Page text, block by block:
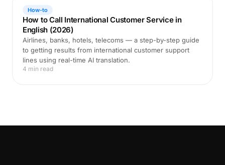
How-to
How to Call International Customer Service in
English (2026)
Airlines, banks, hotels, telecoms — a step-by-step guide
to getting results from international customer support
lines using real-time AI translation.
4 min read